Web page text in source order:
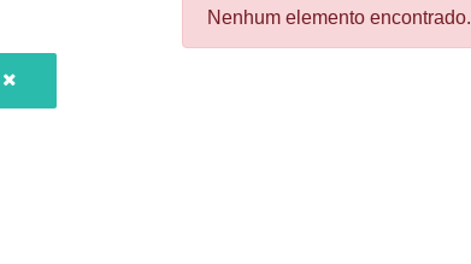
Nenhum elemento encontrado.